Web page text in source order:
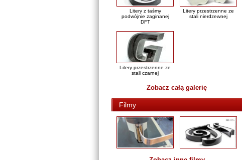
Litery z taśmy
podwójnie zaginanej
DFT
Litery przestrzenne ze
stali nierdzewnej
Litery przestrzenne ze
stali czarnej
Zobacz całą galerię
Filmy